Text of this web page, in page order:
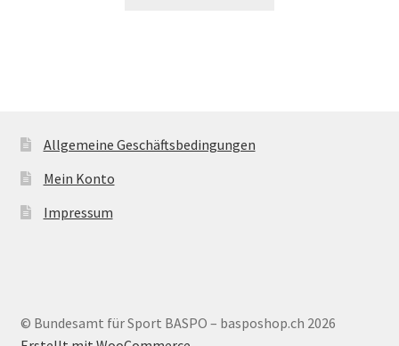
Allgemeine Geschäftsbedingungen
Mein Konto
Impressum
© Bundesamt für Sport BASPO – basposhop.ch 2026